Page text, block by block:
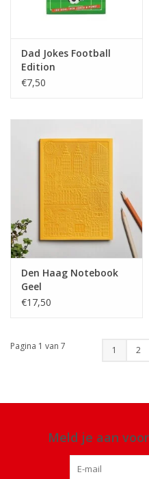
Dad Jokes Football
Edition
€7,50
Den Haag Notebook
Geel
€17,50
Pagina 1 van 7 1 2
Meld je aan